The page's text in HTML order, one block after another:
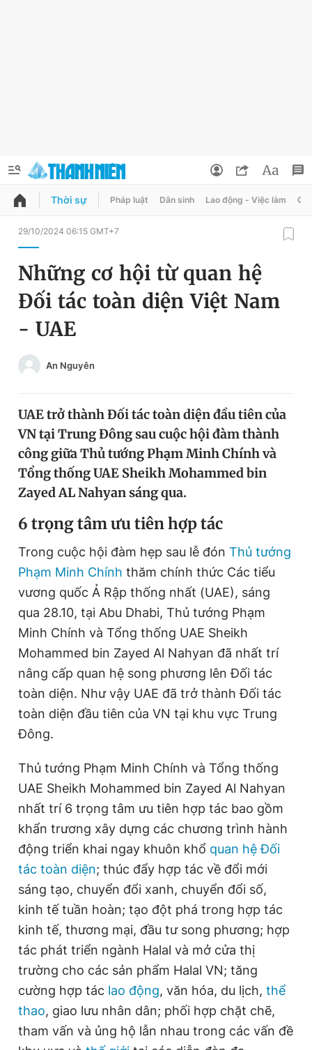
QUẢNG CÁO
Chuyên mục
Chuyên mục khác
Chào ngày mới
Video Magazine
Sản phẩm khác
Tiện ích Bạn cần biết
Thông tin tòa soạn Liên hệ quảng cáo
Đọc Thanh Niên trên điện thoại
0906 645 777
Liên hệ quảng cáo
0908 780 404
Đặt báo Quảng cáo RSS Tòa soạn Chính sách bảo
Tổng biên tập: Nguyễn Ngọc Toàn
Phó tổng biên tập thường trực: Hải Thành
Phó tổng biên tập: Lâm Hiếu Dũng
Phó tổng biên tập: Trần Việt Hưng
Tổng thư ký tòa soạn: Đức Trung
Giấy phép xuất bản số 110/GP - BTTTT cấp ngày 24.3.2020
© 2003-2026 Bản quyền thuộc về Báo Thanh Niên. Cấm sao
chép dưới mọi hình thức nếu không có sự chấp thuận bằng văn
bản. Phát triển bởi ePi Technologies, JSC.
Đổi mật khẩu
Tin đã lưu
Thời sự Pháp luật Dân sinh Lao động - Việc làm
29/10/2024 06:15 GMT+7
Những cơ hội từ quan hệ
Đối tác toàn diện Việt Nam
- UAE
An Nguyên
UAE trở thành Đối tác toàn diện đầu tiên của
VN tại Trung Đông sau cuộc hội đàm thành
công giữa Thủ tướng Phạm Minh Chính và
Tổng thống UAE Sheikh Mohammed bin
Zayed AL Nahyan sáng qua.
6 trọng tâm ưu tiên hợp tác
Trong cuộc hội đàm hẹp sau lễ đón Thủ tướng
Phạm Minh Chính thăm chính thức Các tiểu
vương quốc Ả Rập thống nhất (UAE), sáng
qua 28.10, tại Abu Dhabi, Thủ tướng Phạm
Minh Chính và Tổng thống UAE Sheikh
Mohammed bin Zayed Al Nahyan đã nhất trí
nâng cấp quan hệ song phương lên Đối tác
toàn diện. Như vậy UAE đã trở thành Đối tác
toàn diện đầu tiên của VN tại khu vực Trung
Đông.
Thủ tướng Phạm Minh Chính và Tổng thống
UAE Sheikh Mohammed bin Zayed Al Nahyan
nhất trí 6 trọng tâm ưu tiên hợp tác bao gồm
khẩn trương xây dựng các chương trình hành
động triển khai ngay khuôn khổ quan hệ Đối
tác toàn diện; thúc đẩy hợp tác về đổi mới
sáng tạo, chuyển đổi xanh, chuyển đổi số,
kinh tế tuần hoàn; tạo đột phá trong hợp tác
kinh tế, thương mại, đầu tư song phương; hợp
tác phát triển ngành Halal và mở cửa thị
trường cho các sản phẩm Halal VN; tăng
cường hợp tác lao động, văn hóa, du lịch, thể
thao, giao lưu nhân dân; phối hợp chặt chẽ,
tham vấn và ủng hộ lẫn nhau trong các vấn đề